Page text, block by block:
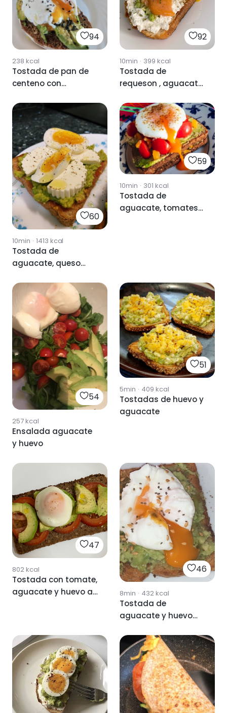
94
238 kcal
Tostada de pan de
centeno con
poche
92
10min · 399 kcal
Tostada de
requeson , aguacate
60
10min · 1413 kcal
Tostada de
aguacate, queso
59
10min · 301 kcal
Tostada de
aguacate, tomates
54
257kcal
Ensalada aguacate
y huevo
51
5min · 409 kcal
Tostadas de huevo y
aguacate
47
802kcal
Tostada con tomate,
aguacate y huevo al
46
8min · 432kcal
Tostada de
aguacate y huevo